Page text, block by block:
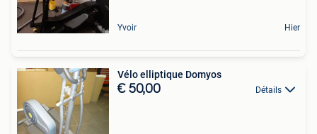
Yvoir Hier
Vélo elliptique Domyos
€ 50,00 Détails